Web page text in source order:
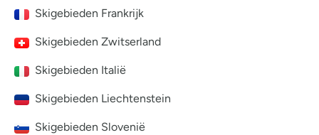
Skigebieden Frankrijk
Skigebieden Zwitserland
Skigebieden Italië
Skigebieden Liechtenstein
Skigebieden Slovenië